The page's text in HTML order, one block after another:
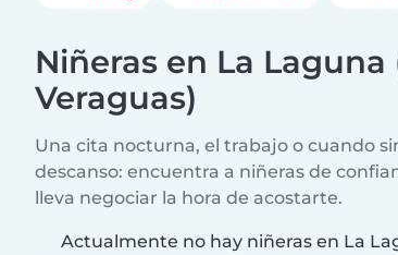
Niñeras en La
Veraguas)
Una cita nocturna, el trabajo o cuando
descanso: encuentra a niñeras de
lleva negociar la hora de acostarte.
Actualmente no hay niñeras en La